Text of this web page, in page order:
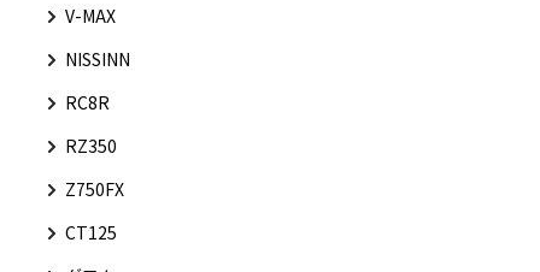
V-MAX
NISSINN
RC8R
RZ350
Z750FX
CT125